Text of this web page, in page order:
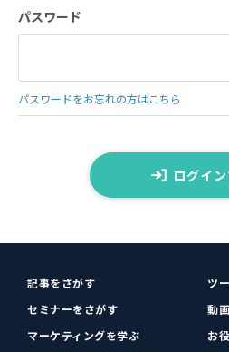
パスワード
パスワードをお忘れの方はこちら
ログイ
記事をさがす
ツ
セミナーをさがす
動
マーケティングを学ぶ
お